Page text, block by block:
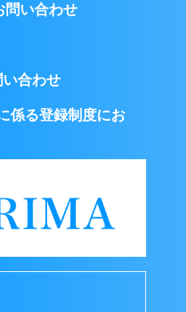
問い合わせ
い合わせ
係る登録制度にお